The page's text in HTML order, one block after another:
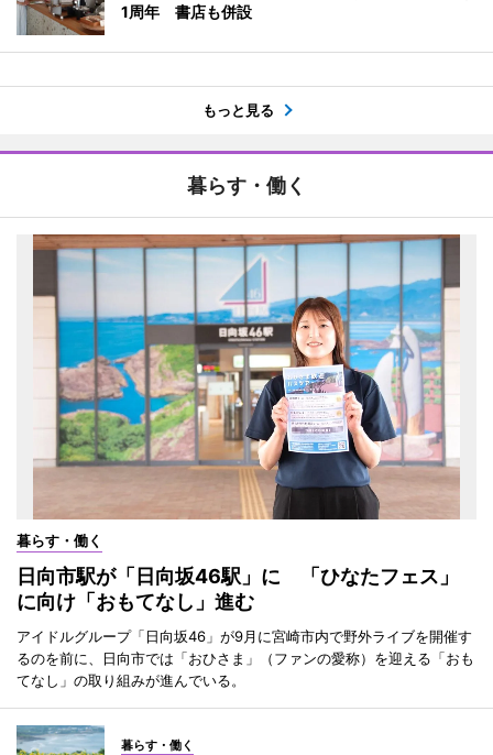
1周年 書店も併設
もっと見る
暮らす・働く
暮らす・働く
日向市駅が「日向坂46駅」に 「ひなたフェス」
に向け「おもてなし」進む
アイドルグループ「日向坂46」が9月に宮崎市内で野外ライブを開催す
るのを前に、日向市では「おひさま」（ファンの愛称）を迎える「おも
てなし」の取り組みが進んでいる。
暮らす・働く